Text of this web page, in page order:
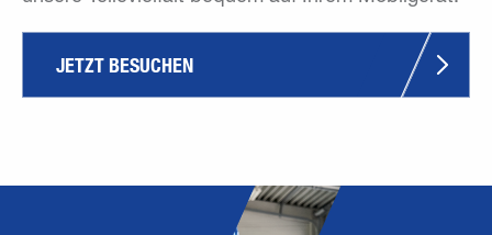
JETZT BESUCHEN